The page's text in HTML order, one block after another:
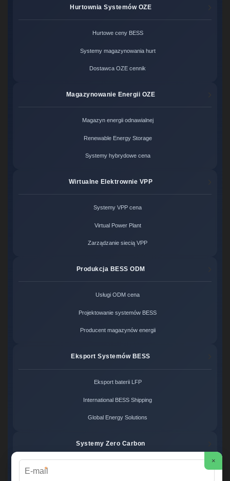
Hurtownia Systemów OZE
Hurtowe ceny BESS
Systemy magazynowania hurt
Dostawca OZE cennik
Magazynowanie Energii OZE
Magazyn energii odnawialnej
Renewable Energy Storage
Systemy hybrydowe cena
Wirtualne Elektrownie VPP
Systemy VPP cena
Virtual Power Plant
Zarządzanie siecią VPP
Produkcja BESS ODM
Usługi ODM cena
Projektowanie systemów BESS
Producent magazynów energii
Eksport Systemów BESS
Eksport baterii LFP
International BESS Shipping
Global Energy Solutions
Systemy Zero Carbon
×
*